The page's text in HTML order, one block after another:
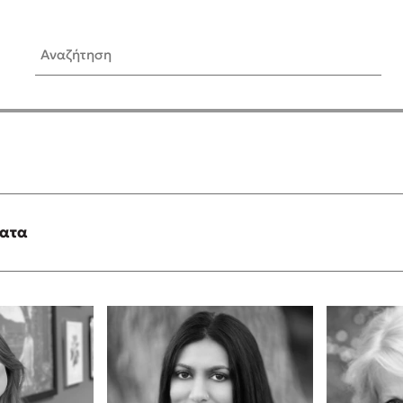
Αναζήτηση
είναι «το πρόβλημα»
αγνοείς
Τι είναι η
Δανάη Δεληγεώργη
Συγχαρητήρια, Πέθανες!